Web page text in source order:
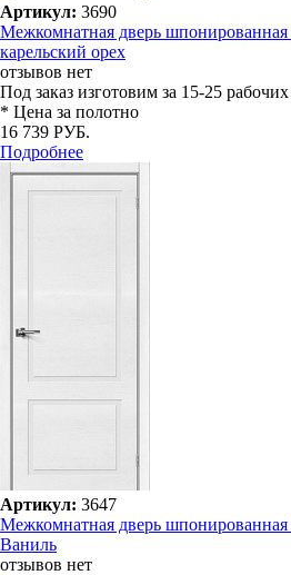
Артикул: 3690
Межкомнатная дверь
карельский орех
отзывов нет
Под заказ изготовим за 15-25
* Цена за полотно
16 739 РУБ.
Подробнее
Артикул: 3647
Межкомнатная дверь
Ваниль
отзывов нет